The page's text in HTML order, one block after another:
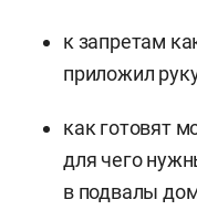
к запретам
приложил
как готовят
для чего
в подвалы